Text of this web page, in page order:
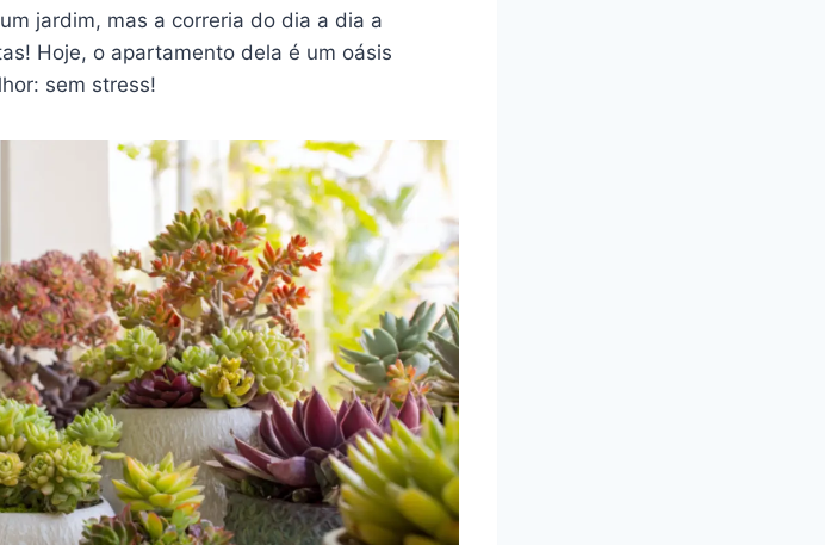
jardim, mas a correria do dia a dia a
Hoje, o apartamento dela é um oásis
sem stress!